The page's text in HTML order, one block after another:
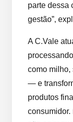
parte dessa
gestão”,
A C.Vale
como milho,
— e
produtos